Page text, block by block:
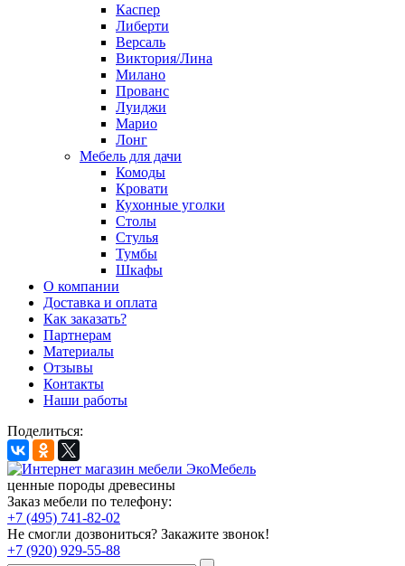
Каспер
Либерти
Версаль
Виктория/Лина
Милано
Прованс
Луиджи
Марио
Лонг
Мебель для дачи
Комоды
Кровати
Кухонные уголки
Столы
Стулья
Тумбы
Шкафы
О компании
Доставка и оплата
Как заказать?
Партнерам
Материалы
Отзывы
Контакты
Наши работы
Поделиться:
ценные породы древесины
Заказ мебели по телефону:
+7 (495) 741-82-02
Не смогли дозвониться? Закажите звонок!
+7 (920) 929-55-88